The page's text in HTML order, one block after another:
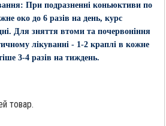
При подразненні коньюктиви по
око до 6 разів на день, курс
Для зняття втоми та почервоніння
лікуванні - 1-2 краплі в кожне
3-4 разів на тиждень.
товар.